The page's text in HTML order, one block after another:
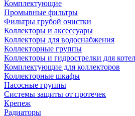
Комплектующие
Промывные фильтры
Фильтры грубой очистки
Коллекторы и аксессуары
Коллекторы для водоснабжения
Коллекторные группы
Коллекторы и гидрострелки для
Комплектующие для коллекторов
Коллекторные шкафы
Насосные группы
Системы защиты от протечек
Крепеж
Радиаторы